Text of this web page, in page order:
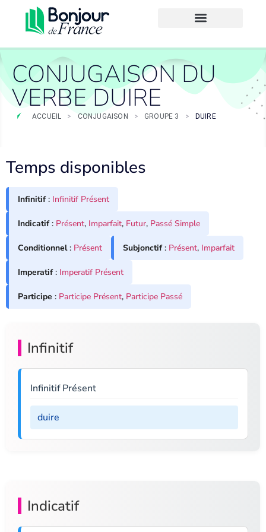
CONJUGAISON DU
VERBE DUIRE
ACCUEIL > CONJUGAISON > GROUPE 3 > DUIRE
Temps disponibles
Infinitif: Infinitif Présent
Indicatif: Présent, Imparfait, Futur, Passé Simple
Conditionnel: Présent Subjonctif: Présent, Imparfait
Imperatif: Imperatif Présent
Participe : Participe Présent, Participe Passé
Infinitif
Infinitif Présent
duire
Indicatif